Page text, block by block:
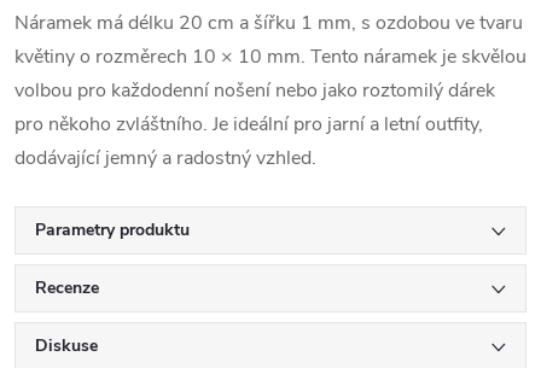
Náramek má délku 20 cm a šířku 1 mm, s ozdobou ve tvaru
květiny o rozměrech 10 × 10 mm. Tento náramek je skvělou
volbou pro každodenní nošení nebo jako roztomilý dárek
pro někoho zvláštního. Je ideální pro jarní a letní outfity,
dodávající jemný a radostný vzhled.
Parametry produktu
Recenze
Diskuse